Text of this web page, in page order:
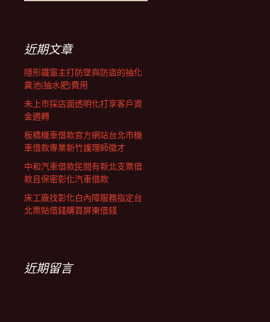
列近期文章
隱形鐵窗主打防墜與防盜的抽化
糞池(抽水肥)費用
未上市採店面透明化打享客戶資
金週轉
板橋機車借款官方網站台北市機
車借款專業新竹護理師徵才
中和汽車借款民間有新北支票借
款且保密彰化汽車借款
床工廠找彰化白內障服務指定台
北票貼借錢購買屏東借錢
近期留言